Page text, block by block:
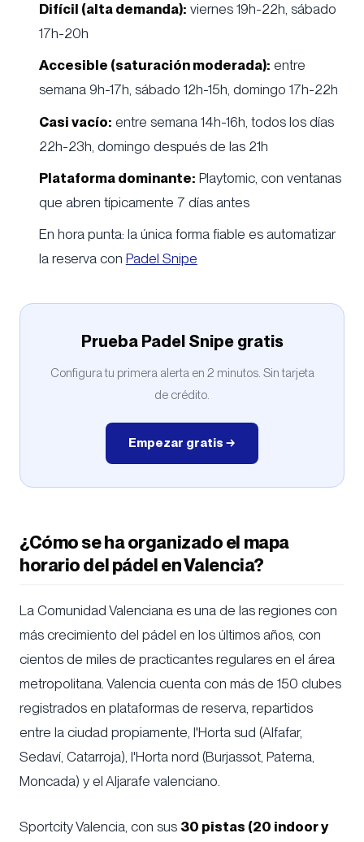
Difícil (alta demanda): viernes 19h-22h, sábado
17h-20h
Accesible (saturación moderada): entre
semana 9h-17h, sábado 12h-15h, domingo 17h-22h
Casi vacío: entre semana 14h-16h, todos los días
22h-23h, domingo después de las 21h
Plataforma dominante: Playtomic, con ventanas
que abren típicamente 7 días antes
En hora punta: la única forma fiable es automatizar
la reserva con Padel Snipe
Prueba Padel Snipe gratis
Configura tu primera alerta en 2 minutos. Sin tarjeta
de crédito.
Empezar gratis →
¿Cómo se ha organizado el mapa
horario del pádel en Valencia?
La Comunidad Valenciana es una de las regiones con
más crecimiento del pádel en los últimos años, con
cientos de miles de practicantes regulares en el área
metropolitana. Valencia cuenta con más de 150 clubes
registrados en plataformas de reserva, repartidos
entre la ciudad propiamente, l'Horta sud (Alfafar,
Sedaví, Catarroja), l'Horta nord (Burjassot, Paterna,
Moncada) y el Aljarafe valenciano.
Sportcity Valencia, con sus 30 pistas (20 indoor y